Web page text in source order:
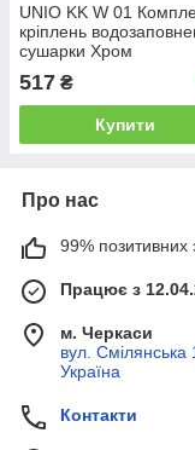
UNIO KK W 01
кріплень
сушарки Хром
517 ₴
Купити
Про нас
99% позитивних
Працює з
м. Черкаси
вул. Смілянська
Україна
Контакти